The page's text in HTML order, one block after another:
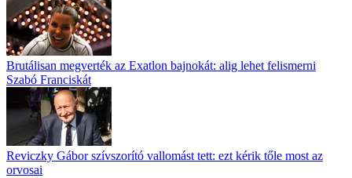
Brutálisan megverték az Exatlon bajnokát: alig lehet felismerni
Szabó Franciskát
Reviczky Gábor szívszorító vallomást tett: ezt kérik tőle most az
orvosai